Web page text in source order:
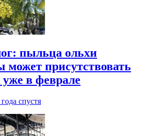
пыльца ольхи
присутствовать
уже в феврале
года спустя